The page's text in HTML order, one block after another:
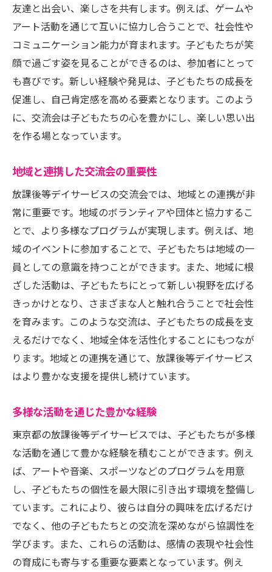
友達と出会い、楽しさを共有します。例えば、ゲームや
アート活動を通じて互いに協力し合うことで、社会性や
コミュニケーション能力が育まれます。子どもたちが笑
顔で過ごす姿を見ることができるのは、参加者にとって
も喜びです。新しい経験や発見は、子どもたちの成長を
促進し、自己肯定感を高める要素となります。このよう
に、交流会は子どもたちの心を豊かにし、楽しい思い出
を作る場となっています。
地域と連携した交流会の重要性
放課後等デイサービスの交流会では、地域との連携が非
常に重要です。地域のボランティアや団体と協力するこ
とで、より多様なプログラムが実現します。例えば、地
域のイベントに参加することで、子どもたちは地域の一
員としての意識を持つことができます。また、地域に根
ざした活動は、子どもたちにとって新しい視野を広げる
きっかけとなり、さまざまな人と触れ合うことで社会性
を育みます。このような交流は、子どもたちの成長を支
えるだけでなく、地域全体を活性化することにもつなが
ります。地域との連携を通じて、放課後等デイサービス
はより豊かな支援を提供し続けています。
多様な活動を通じた豊かな経験
東京都の放課後等デイサービスでは、子どもたちが多様
な活動を通じて豊かな経験を積むことができます。例え
ば、アートや音楽、スポーツなどのプログラムを用意
し、子どもたちの個性を最大限に引き出す環境を整備し
ています。これにより、彼らは自分の興味を広げるだけ
でなく、他の子どもたちとの交流を深めながら協調性を
学びます。また、これらの活動は、感情の表現や社会性
の育成にも寄与する重要な要素となっています。例え